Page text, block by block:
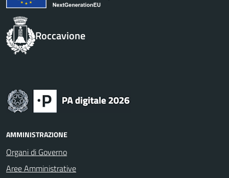
Roccavione
AMMINISTRAZIONE
Organi di Governo
Aree Amministrative